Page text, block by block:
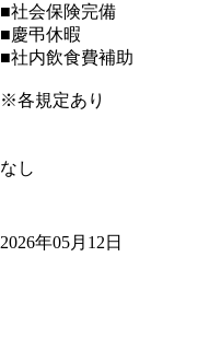
■社会保険完備
■慶弔休暇
■社内飲食費補助
※各規定あり
なし
2026年05月12日